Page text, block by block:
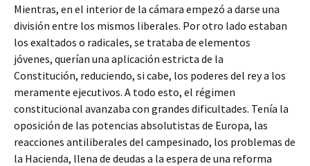
Mientras, en el interior de la cámara empezó a darse una
división entre los mismos liberales. Por otro lado estaban
los exaltados o radicales, se trataba de elementos
jóvenes, querían una aplicación estricta de la
Constitución, reduciendo, si cabe, los poderes del rey a los
meramente ejecutivos. A todo esto, el régimen
constitucional avanzaba con grandes dificultades. Tenía la
oposición de las potencias absolutistas de Europa, las
reacciones antiliberales del campesinado, los problemas de
la Hacienda, llena de deudas a la espera de una reforma